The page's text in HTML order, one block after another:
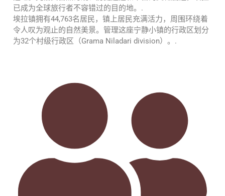
已成为全球旅行者不容错过的目的地。.
埃拉镇拥有44,763名居民，镇上居民充满活力，周围环绕着
令人叹为观止的自然美景。管理这座宁静小镇的行政区划分
为32个村级行政区（Grama Niladari division）。.